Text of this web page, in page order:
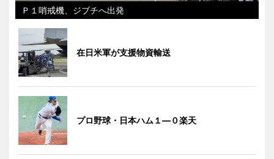
Ｐ１哨戒機、ジブチへ出発
在日米軍が支援物資輸送
プロ野球・日本ハム１―０楽天